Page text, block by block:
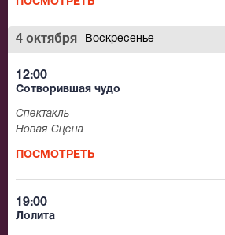
ПОСМОТРЕТЬ
4 октября Воскресенье
12:00
Сотворившая чудо
Спектакль
Новая Сцена
ПОСМОТРЕТЬ
19:00
Лолита